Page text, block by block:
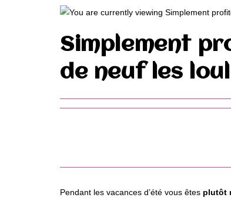
Simplement
de neuf les
Pendant les vacances d’été vous êtes plutôt